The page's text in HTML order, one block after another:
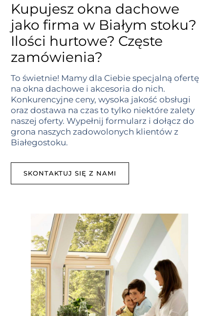
Kupujesz okna dachowe
jako firma w Białym stoku?
Ilości hurtowe? Częste
zamówienia?
To świetnie! Mamy dla Ciebie specjalną ofertę
na okna dachowe i akcesoria do nich.
Konkurencyjne ceny, wysoka jakość obsługi
oraz dostawa na czas to tylko niektóre zalety
naszej oferty. Wypełnij formularz i dołącz do
grona naszych zadowolonych klientów z
Białegostoku.
SKONTAKTUJ SIĘ Z NAMI